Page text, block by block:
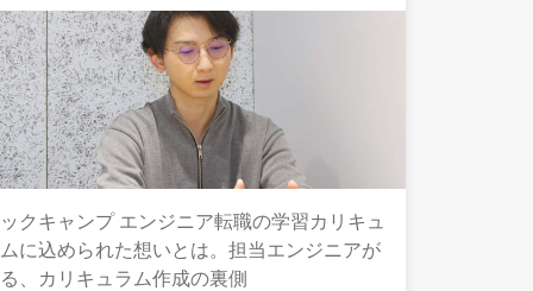
クキャンプ エンジニア転職の学習カリキュ
に込められた想いとは。担当エンジニアが
、カリキュラム作成の裏側